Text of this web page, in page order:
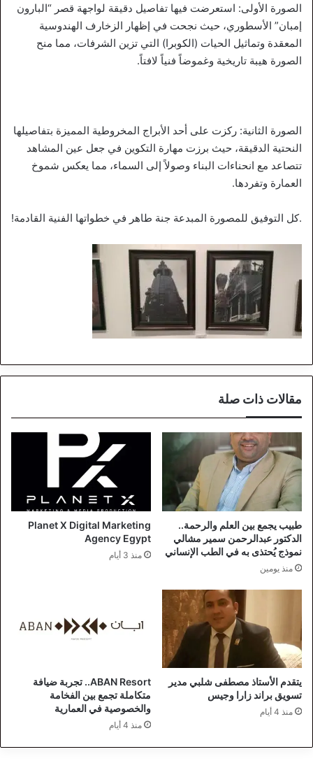
الصورة الأولى: استعرضت فيها تفاصيل دقيقة لواجهة قصر “البارون
إمبان” الأسطوري، حيث نجحت في إظهار الزخارف الهندوسية
المعقدة وتماثيل الحيات (الكوبرا) التي تزين الشرفات، مما منح
الصورة هيبة تاريخية وغموضاً فنياً لافتاً.
الصورة الثانية: ركزت على أحد الأبراج المخروطية المميزة بتفاصيلها
النحتية الدقيقة، حيث برزت مهارة التكوين في جعل عين المشاهد
تتصاعد مع انحناءات البناء وصولاً إلى السماء، مما يعكس شموخ
العمارة وتفردها.
.كل التوفيق للمصورة المبدعة جنة طاهر في خطواتها الفنية القادمة!
مقالات ذات صلة
طبيب يجمع بين العلم والرحمة..
الدكتور عبدالرحمن سمير مشالي
نموذج يُحتذى به في الطب الإنساني
منذ يومين
Planet X Digital Marketing
Agency Egypt
منذ 3 أيام
يتقدم الأستاذ مصطفى شلبي مدير
تسويق براند زارا وجيس
منذ 4 أيام
ABAN Resort.. تجربة ضيافة
متكاملة تجمع بين الفخامة
والخصوصية في العمارية
منذ 4 أيام